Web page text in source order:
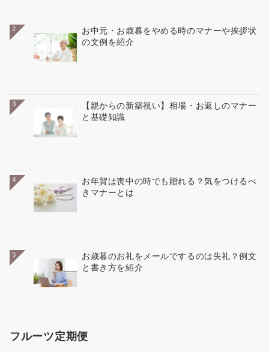
2
お中元・お歳暮をやめる時のマナーや挨拶状
の文例を紹介
3
【親からの新築祝い】相場・お返しのマナー
と基礎知識
4
お年賀は喪中の時でも贈れる？気をつけるべ
きマナーとは
5
お歳暮のお礼をメールでするのは失礼？例文
と書き方を紹介
フルーツ定期便